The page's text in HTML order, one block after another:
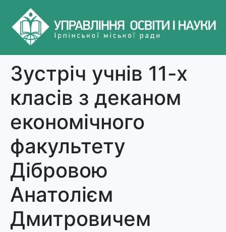
Зустріч учнів 11-х
класів з деканом
економічного
факультету
Дібровою
Анатолієм
Дмитровичем